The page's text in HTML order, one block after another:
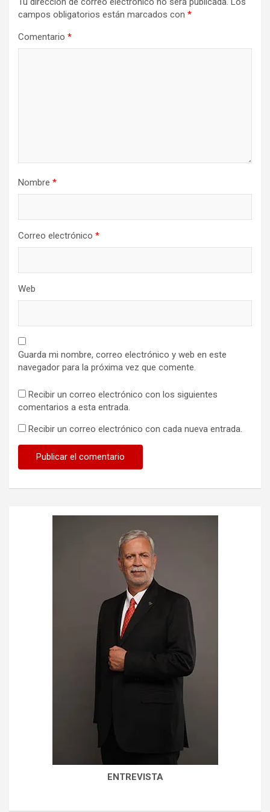
campos obligatorios están marcados con *
Comentario *
Nombre *
Correo electrónico *
Web
Guarda mi nombre, correo electrónico y web en este
navegador para la próxima vez que comente.
Recibir un correo electrónico con los siguientes
comentarios a esta entrada.
Recibir un correo electrónico con cada nueva entrada.
ENTREVISTA